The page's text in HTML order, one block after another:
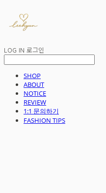
LOG IN 로그인
SHOP
ABOUT
NOTICE
REVIEW
1:1 문의하기
FASHION TIPS